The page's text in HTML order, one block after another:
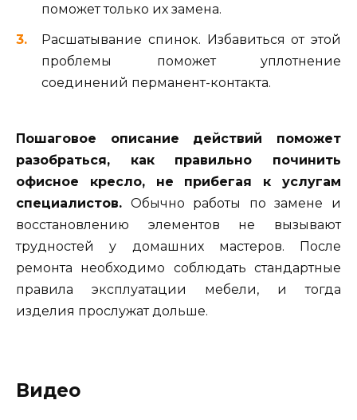
поможет только их замена.
Расшатывание спинок. Избавиться от этой
проблемы поможет уплотнение
соединений перманент-контакта.
Пошаговое описание действий поможет
разобраться, как правильно починить
офисное кресло, не прибегая к услугам
специалистов. Обычно работы по замене и
восстановлению элементов не вызывают
трудностей у домашних мастеров. После
ремонта необходимо соблюдать стандартные
правила эксплуатации мебели, и тогда
изделия прослужат дольше.
Видео